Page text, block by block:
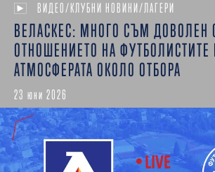
ВИДЕО/КЛУБНИ НОВИНИ/ЛАГЕРИ
ВЕЛАСКЕС: МНОГО СЪМ ДОВОЛЕН
ОТНОШЕНИЕТО НА ФУТБОЛИСТИТЕ
АТМОСФЕРАТА ОКОЛО ОТБОРА
23 юни 2026